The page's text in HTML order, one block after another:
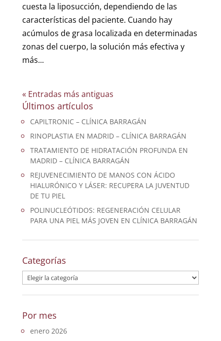
cuesta la liposucción, dependiendo de las
características del paciente. Cuando hay
acúmulos de grasa localizada en determinadas
zonas del cuerpo, la solución más efectiva y
más...
« Entradas más antiguas
Últimos artículos
CAPILTRONIC – CLÍNICA BARRAGÁN
RINOPLASTIA EN MADRID – CLÍNICA BARRAGÁN
TRATAMIENTO DE HIDRATACIÓN PROFUNDA EN
MADRID – CLÍNICA BARRAGÁN
REJUVENECIMIENTO DE MANOS CON ÁCIDO
HIALURÓNICO Y LÁSER: RECUPERA LA JUVENTUD
DE TU PIEL
POLINUCLEÓTIDOS: REGENERACIÓN CELULAR
PARA UNA PIEL MÁS JOVEN EN CLÍNICA BARRAGÁN
Categorías
Categorías
Por mes
enero 2026